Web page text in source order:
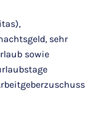
sehr
sowie